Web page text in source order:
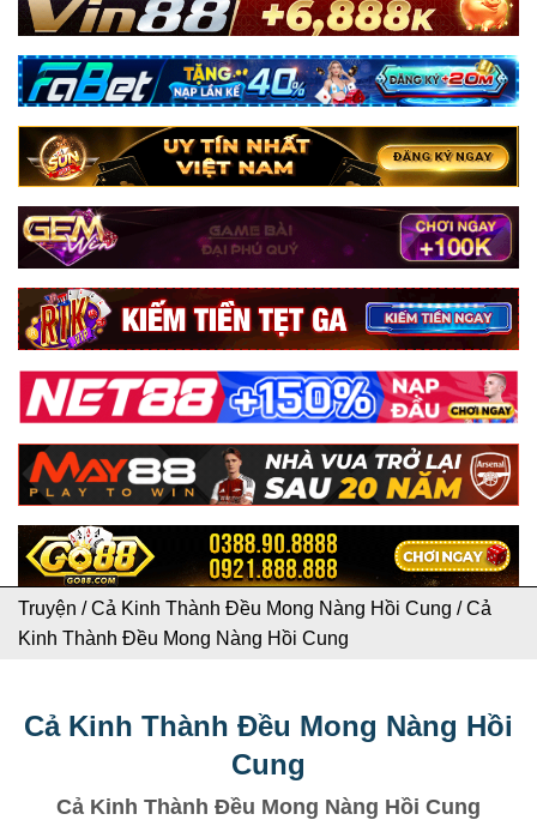
Truyện /Cả Kinh Thành Đều Mong Nàng Hồi Cung /Cả
Kinh Thành Đều Mong Nàng Hồi Cung
Cả Kinh Thành Đều Mong Nàng Hồi
Cung
Cả Kinh Thành Đều Mong Nàng Hồi Cung